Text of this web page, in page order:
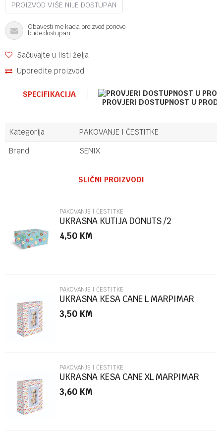
PROIZVOD VIŠE NIJE DOSTUPAN
Obavesti me kada proizvod ponovo
bude dostupan
Sačuvajte u listi želja
Uporedite proizvod
SPECIFIKACIJA
PROVJERI DOSTUPNOST U
Kategorija
PAKOVANJE I ČESTITKE
Brend
SENIX
Poruka
POŠALJI
SLIČNI PROIZVODI
PAKOVANJE I ČESTITKE
UKRASNA KUTIJA DONUTS /2
MARPIMAR
4,50 KM
PAKOVANJE I ČESTITKE
UKRASNA KESA CANE L MARPIMAR
3,50 KM
PAKOVANJE I ČESTITKE
UKRASNA KESA CANE XL MARPIMAR
3,60 KM